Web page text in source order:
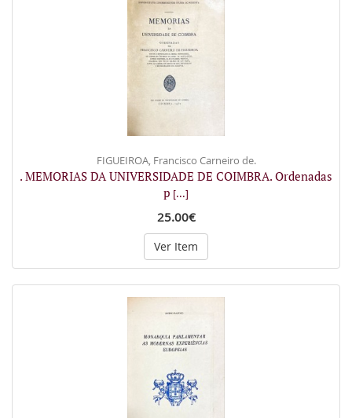
FIGUEIROA, Francisco Carneiro de.
. MEMORIAS DA UNIVERSIDADE DE COIMBRA. Ordenadas
p [...]
25.00€
Ver Item